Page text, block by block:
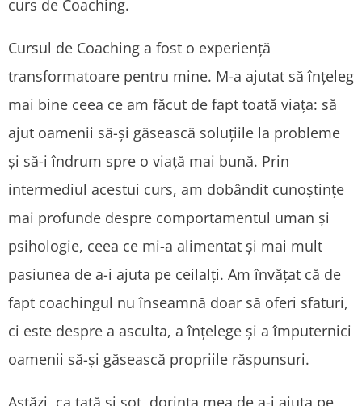
curs de Coaching.
Cursul de Coaching a fost o experiență
transformatoare pentru mine. M-a ajutat să înțeleg
mai bine ceea ce am făcut de fapt toată viața: să
ajut oamenii să-și găsească soluțiile la probleme
și să-i îndrum spre o viață mai bună. Prin
intermediul acestui curs, am dobândit cunoștințe
mai profunde despre comportamentul uman și
psihologie, ceea ce mi-a alimentat și mai mult
pasiunea de a-i ajuta pe ceilalți. Am învățat că de
fapt coachingul nu înseamnă doar să oferi sfaturi,
ci este despre a asculta, a înțelege și a împuternici
oamenii să-și găsească propriile răspunsuri.
Astăzi, ca tată și soț, dorința mea de a-i ajuta pe